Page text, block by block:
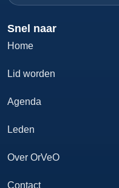
Snel naar
Home
Lid worden
Agenda
Leden
Over OrVeO
Contact